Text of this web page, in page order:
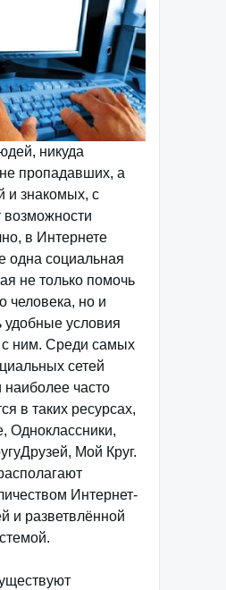
никуда
пропадавших, а
и знакомых, с
возможности
в Интернете
одна социальная
не только помочь
человека, но и
удобные условия
ним. Среди самых
сетей
наиболее часто
в таких ресурсах,
Одноклассники,
Мой Круг.
Интернет-
и разветвлённой